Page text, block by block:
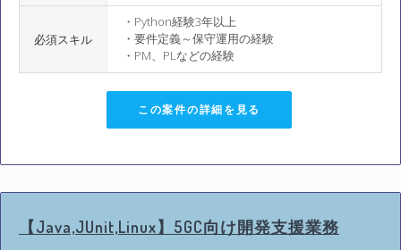
必須スキル
・Python経験3年以上
・要件定義～保守運用の経験
・PM、PLなどの経験
この案件の詳細を見る
【Java,JUnit,Linux】5GC向け開発支援業務